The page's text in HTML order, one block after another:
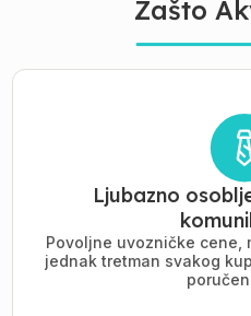
Zašto
Ljubazno
Povoljne uvozničke cene,
jednak tretman svakog